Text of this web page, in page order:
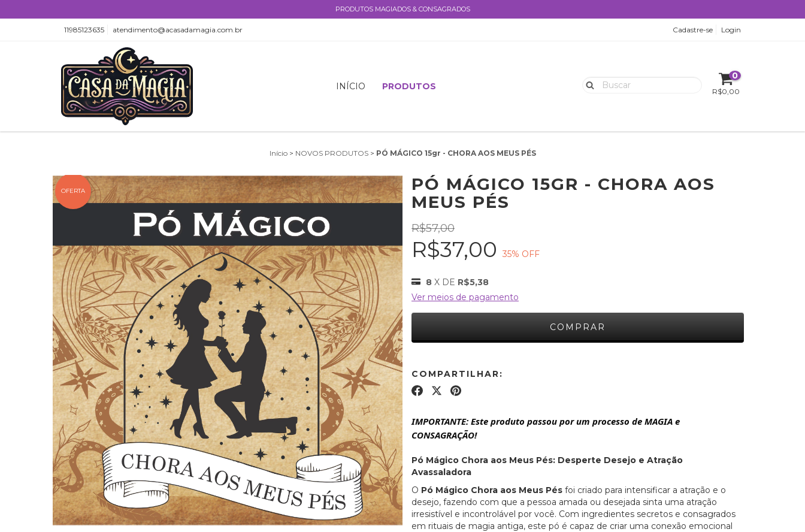
PRODUTOS MAGIADOS & CONSAGRADOS
11985123635 atendimento@acasadamagia.com.br Cadastre-se Login
INÍCIO PRODUTOS
0
R$0,00
Início > NOVOS PRODUTOS > PÓ MÁGICO 15gr - CHORA AOS MEUS PÉS
OFERTA
PÓ MÁGICO 15GR - CHORA AOS
MEUS PÉS
R$57,00
R$37,00 35% OFF
8 X DE R$5,38
Ver meios de pagamento
COMPARTILHAR:
IMPORTANTE: Este produto passou por um processo de MAGIA e
CONSAGRAÇÃO!
Pó Mágico Chora aos Meus Pés: Desperte Desejo e Atração
Avassaladora
O Pó Mágico Chora aos Meus Pés foi criado para intensificar a atração e o
desejo, fazendo com que a pessoa amada ou desejada sinta uma atração
irresistível e incontrolável por você. Com ingredientes secretos e consagrados
em rituais de magia antiga, este pó é capaz de criar uma conexão emocional